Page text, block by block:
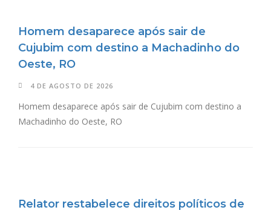
Homem desaparece após sair de
Cujubim com destino a Machadinho do
Oeste, RO
4 DE AGOSTO DE 2026
Homem desaparece após sair de Cujubim com destino a
Machadinho do Oeste, RO
Relator restabelece direitos políticos de